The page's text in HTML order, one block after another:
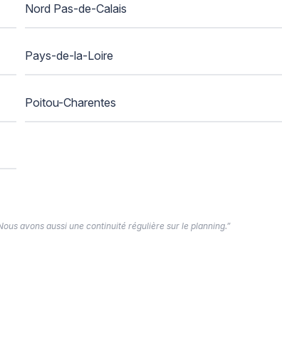
Nord Pas-de-Calais
Pays-de-la-Loire
Poitou-Charentes
avons aussi une continuité régulière sur le planning.”